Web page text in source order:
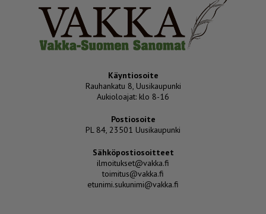
Käyntiosoite
Rauhankatu 8, Uusikaupunki
Aukioloajat: klo 8-16
Postiosoite
PL 84, 23501 Uusikaupunki
Sähköpostiosoitteet
ilmoitukset@vakka.fi
toimitus@vakka.fi
etunimi.sukunimi@vakka.fi